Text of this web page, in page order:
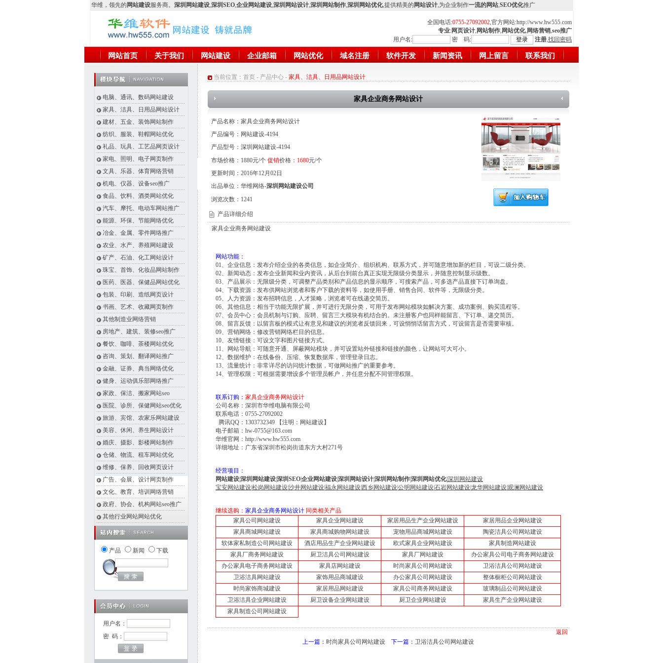
华维 ，领先的 网站建设服务商。 深圳网站建设,深圳SEO,企业网站建设,深圳网站设计,深圳网站制作,深圳网站优化,提供精美的 网站设计,为企业制作一流的网站,SEO优化推广
全国电话:0755-27092002,官方网站:http://www.hw555.com
专业:网页设计, 网站制作, 网站优化, 网络营销,seo推广
用户名:
密 码: 注册,找回密码
网站首页 关于我们 网站建设 企业邮箱 网站优化 域名注册 软件开发 新闻资讯 网上留言 联系我们
电脑、通讯、数码网站建设
家具、洁具、日用品网站设计
建材、五金、装饰网站制作
纺织、服装、鞋帽网站优化
礼品、玩具、工艺品网页设计
家电、照明、电子网页制作
文具、乐器、体育网络营销
机电、仪器、设备seo推广
食品、饮料、酒类网站优化
汽车、摩托、电动车网站推广
能源、环保、节能网络优化
冶金、金属、零件网络推广
农业、水产、养殖网站建设
矿产、石油、化工网站设计
珠宝、首饰、化妆品网站制作
医药、医器、保健品网站优化
包装、印刷、造纸网页设计
书画、艺术、收藏网页制作
其他制造业网络营销
房地产、建筑、装修seo推广
餐饮、咖啡、茶楼网站优化
咨询、策划、翻译网站推广
金融、证券、典当网络优化
健身、运动俱乐部网络推广
家政、保洁、搬家网站seo
医院、诊所、保健网站seo优化
旅游、宾馆、农家乐网站建设
美容、休闲、养生网站设计
婚庆、摄影、影楼网站制作
仓储、物流、租车网站优化
维修、保养、回收网页设计
广告、会展、设计网页制作
文化、教育、培训网络营销
政府、协会、机构网站seo推广
其他行业网站网站优化
产品 新闻 下载
用户名：
密 码：
当前位置： 首页- 产品中心- 家具、洁具、日用品网站设计
家具企业商务网站设计
产品名称：家具企业商务网站设计
产品编号：网站建设-4194
产品型号：深圳网站建设-4194
市场价格：1880元/个 促销价格： 1680元/个
更新时间：2016年12月02日
出品单位：华维网络-深圳网站建设公司
浏览次数： 1241
产品详细介绍
家具企业商务网站建设
网站功能：
01、企业信息：发布介绍企业的各类信息，如企业简介、组织机构、联系方式，并可随意增加新的栏目，可设二级分类。
02、新闻动态：发布企业新闻和业内资讯，从后台到前台真正实现无限级分类显示，并随意控制显示级数。
03、产品展示：无限级分类，可调整产品类别和产品信息的显示顺序，可搜索产品，可多选产品直接下订单询盘。
04、下载资源：发布供网站浏览者和客户下载的资料等，如使用手册、销售合同、软件等，无限级分类。
05、人力资源：发布招聘信息，人才策略，浏览者可在线递交简历。
06、其他信息：相当于功能无限扩展，并可进行无限分类，可用于发布网站模块如解决方案、成功案例、购买流程等。
07、会员中心：会员机制与订购、应聘、留言三大模块有机结合的。未注册客户也同样能留言、下订单、递交简历。
08、留言反馈：以留言板的模式让有意见和建议的浏览者反馈回来，可设悄悄话留言方式，可设留言是否需要审核。
09、营销网络：修改营销网络栏目的信息。
10、友情链接：可设文字和图片链接方式。
11、网站导航：可随意开通、屏蔽网站模块，并可设置站外链接和链接的颜色，让网站可大可小。
12、数据维护：在线备份、压缩、恢复数据库，管理登录日志。
13、流量统计：非常详尽的访问统计数据，可做网站推广的重要参考。
14、管理权限：可根据需要增设多个管理员帐户，并任意分配不同管理权限。
联系订购： 家具企业商务网站设计
公司名称：深圳市华维电脑有限公司
联系电话：0755-27092002
腾讯QQ：1303732349 【注明： 网站建设】
电子邮箱：hw-0755@163.com
华维官网： http://www.hw555.com
详细地址：广东省深圳市松岗街道东方大村271号
经营项目：
网站建设深圳网站建设深圳SEO企业网站建设深圳网站设计深圳网站制作深圳网站优化|深圳网站建设
宝安网站建设松岗网站建设沙井网站建设福永网站建设西乡网站建设公明网站建设石岩网站建设龙华网站建设观澜网站建设
继续选购： 家具企业商务网站设计 同类相关产品
家具公司网站建设
家具企业网站建设 家居用品生产企业网站建设
家居用品企业网站建设
家具商城网站建设
家具商城购物网站建设 宠物用品商城网站建设
陶瓷洁具公司网站建设
软体家私制造公司网站建设
酒店用品生产企业网站建设 欧式家具企业网站建设
家具制造网站建设
家具厂商务网站建设
厨卫洁具公司网站建设 家具厂网站建设
办公家具公司电子商务网站建设
办公家具电子商务网站建设
家具店网站建设 时尚家具公司网站建设
卫浴洁具公司网站建设
卫浴洁具网站建设
家饰用品商城建设 办公家具公司网站建设
整体橱柜公司网站建设
时尚家饰商城建设
家居用品网站建设 家具公司商务网站建设
玻璃制品公司网站建设
卫浴洁具企业网站建设
厨卫设备企业网站建设 厨卫企业网站建设
家具生产企业网站建设
家具制造公司网站建设
返回
上一篇： 时尚家具公司网站建设 下一篇： 卫浴洁具公司网站建设